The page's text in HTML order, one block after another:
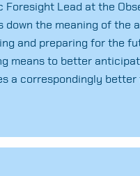
Foresight Lead at the
down the meaning of the
and preparing for the
meansto better
a correspondingly better